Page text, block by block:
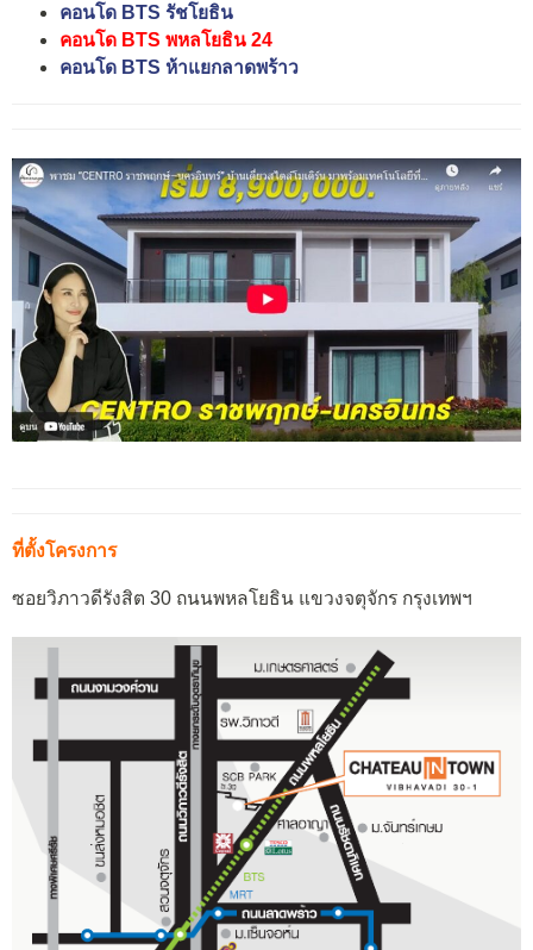
คอนโด BTS รัชโยธิน
คอนโด BTS พหลโยธิน 24
คอนโด BTS ห้าแยกลาดพร้าว
ที่ตั้งโครงการ
ซอยวิภาวดีรังสิต 30 ถนนพหลโยธิน แขวงจตุจักร กรุงเทพฯ